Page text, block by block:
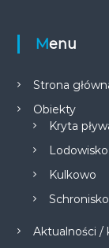
Menu
Strona
Obiekty
Kryta
Lodowisko
Kulkowo
Aktualności /